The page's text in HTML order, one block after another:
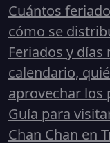
Cuántos
cómo se
Feriados y días
calendario,
aprovechar los
Guía para
Chan Chan en